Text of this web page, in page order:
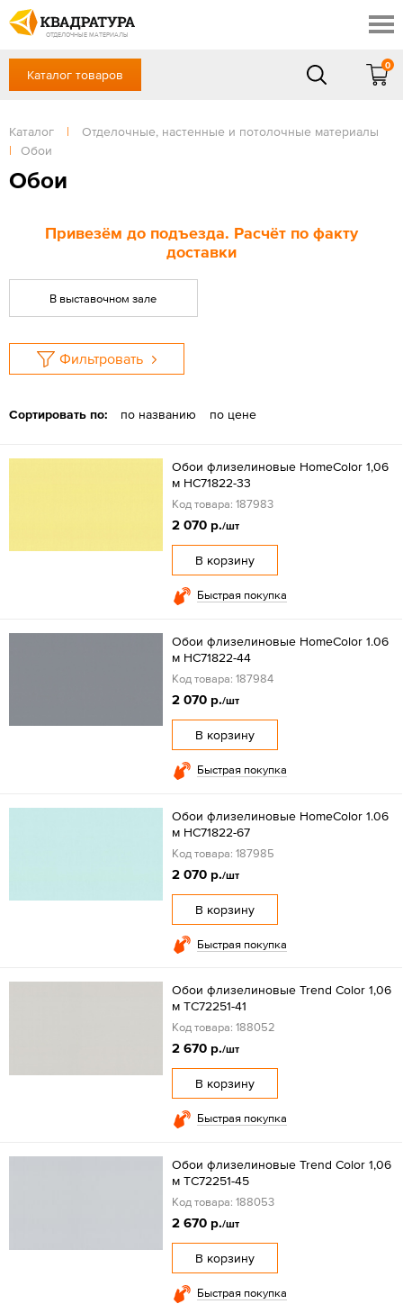
ОТДЕЛОЧНЫЕ МАТЕРИАЛЫ
Профи
Доставка и оплата
Готовые решения
Акции
Отзывы
+7 (3822) 48-94-10
Сб, Вс — выходной
ЗАКАЗАТЬ ЗВОНОК
Вход / Регистрация
Каталог товаров
0
Каталог |
Отделочные, настенные и потолочные материалы
|
Обои
Обои
Привезём до подъезда. Расчёт по факту
доставки
В выставочном зале
Фильтровать
Сортировать по: по названию по цене
Обои флизелиновые HomeColor 1,06
м HC71822-33
Код товара: 187983
2 070 р./шт
В корзину
Быстрая покупка
Обои флизелиновые HomeColor 1.06
м HC71822-44
Код товара: 187984
2 070 р./шт
В корзину
Быстрая покупка
Обои флизелиновые HomeColor 1.06
м HC71822-67
Код товара: 187985
2 070 р./шт
В корзину
Быстрая покупка
Обои флизелиновые Trend Color 1,06
м TC72251-41
Код товара: 188052
2 670 р./шт
В корзину
Быстрая покупка
Обои флизелиновые Trend Color 1,06
м TC72251-45
Код товара: 188053
2 670 р./шт
В корзину
Быстрая покупка